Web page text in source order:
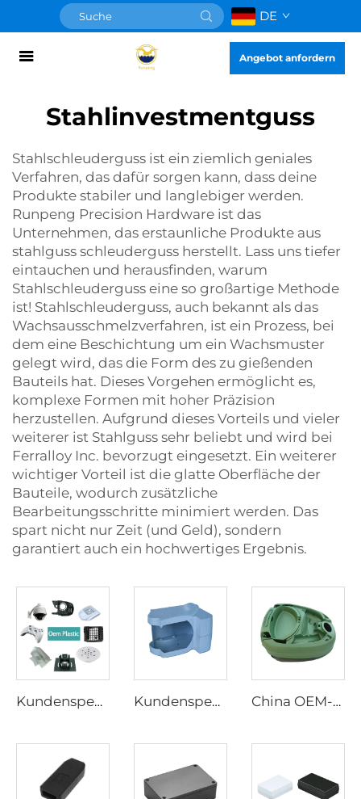
DE
Angebot anfordern
Stahlinvestmentguss
Stahlschleuderguss ist ein ziemlich geniales
Verfahren, das dafür sorgen kann, dass deine
Produkte stabiler und langlebiger werden.
Runpeng Precision Hardware ist das
Unternehmen, das erstaunliche Produkte aus
stahlguss schleuderguss herstellt. Lass uns tiefer
eintauchen und herausfinden, warum
Stahlschleuderguss eine so großartige Methode
ist! Stahlschleuderguss, auch bekannt als das
Wachsausschmelzverfahren, ist ein Prozess, bei
dem eine Beschichtung um ein Wachsmuster
gelegt wird, das die Form des zu gießenden
Bauteils hat. Dieses Vorgehen ermöglicht es,
komplexe Formen mit hoher Präzision
herzustellen. Aufgrund dieses Vorteils und vieler
weiterer ist Stahlguss sehr beliebt und wird bei
Ferralloy Inc. bevorzugt eingesetzt. Ein weiterer
wichtiger Vorteil ist die glatte Oberfläche der
Bauteile, wodurch zusätzliche
Bearbeitungsschritte minimiert werden. Das
spart nicht nur Zeit (und Geld), sondern
garantiert auch ein hochwertiges Ergebnis.
Kundenspezifische ABS-PC PP-POM-Kunststoff-Spritzgusshersteller Formteile für Gehäusegehäuse elektronischer Geräte Kundenspezifische Kunststoff-Spritzgussteile Kundenspezifische Kunststoff-Spritzgussteile China OEM-Hersteller Custom Mould Kunststoffteile Spritzguss Kunststoffteile